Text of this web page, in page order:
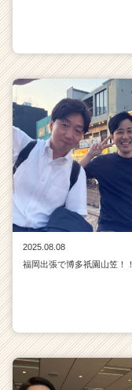
2025.08.08
福岡出張で博多祇園山笠！！